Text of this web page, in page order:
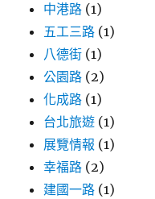
中港路 (1)
五工三路 (1)
八德街 (1)
公園路 (2)
化成路 (1)
台北旅遊 (1)
展覽情報 (1)
幸福路 (2)
建國一路 (1)